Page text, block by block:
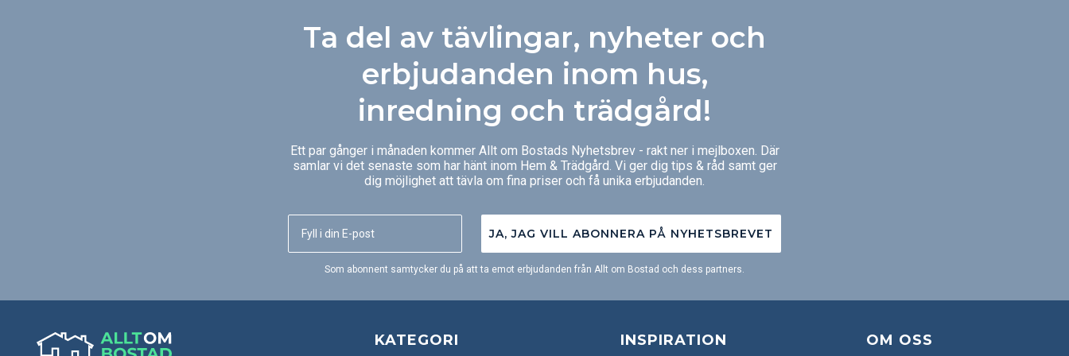
grovdammsugare löser du de
mer komplicerade uppgifterna
Ta del av tävlingar, nyheter och
erbjudanden inom hus,
inredning och trädgård!
Ett par gånger i månaden kommer Allt om Bostads Nyhetsbrev - rakt ner i mejlboxen. Där
samlar vi det senaste som har hänt inom Hem & Trädgård. Vi ger dig tips & råd samt ger
dig möjlighet att tävla om fina priser och få unika erbjudanden.
JA, JAG VILL ABONNERA PÅ NYHETSBREVET
Som abonnent samtycker du på att ta emot erbjudanden från Allt om Bostad och dess partners.
KATEGORI INSPIRATION OM OSS